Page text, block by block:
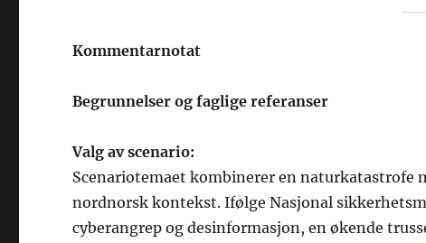
Kommentarnotat
Begrunnelser og faglige referanser
Valg av scenario:
Scenariotemaet kombinerer en naturkatastrofe
nordnorsk kontekst. Ifølge Nasjonal
cyberangrep og desinformasjon, en økende